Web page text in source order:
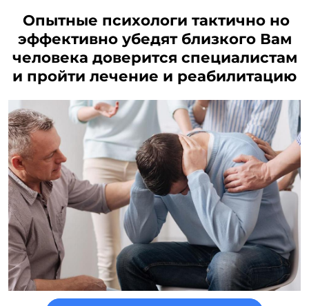
Опытные психологи тактично но
эффективно убедят близкого Вам
человека доверится специалистам
и пройти лечение и реабилитацию